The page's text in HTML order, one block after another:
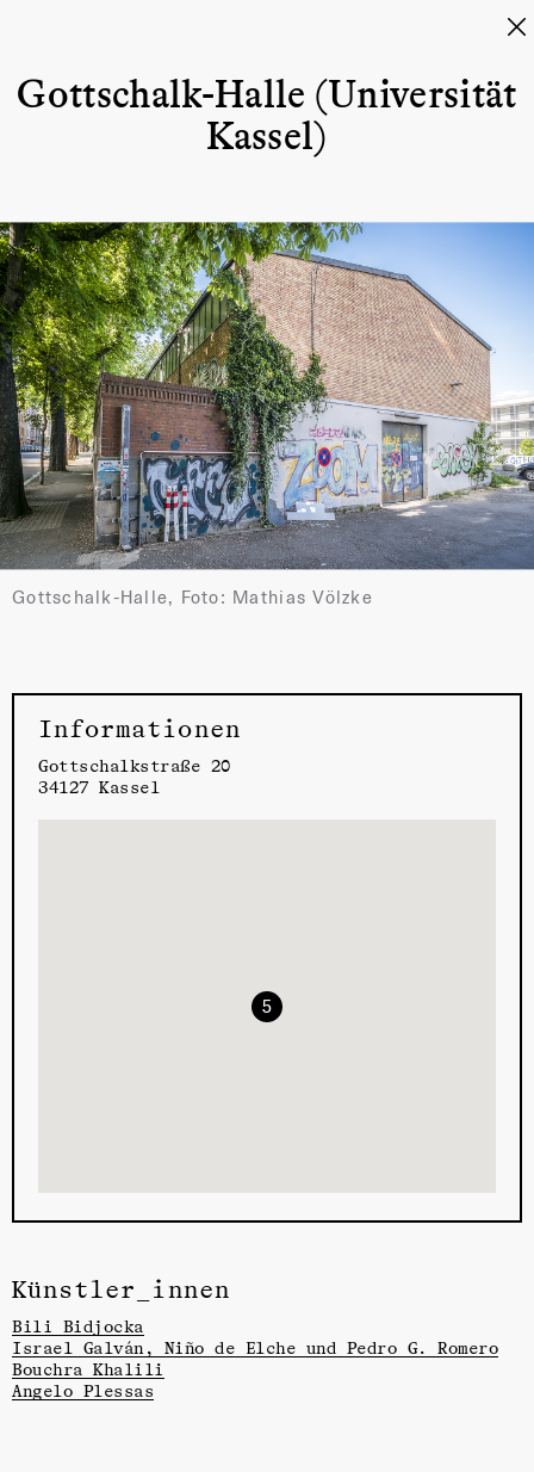
Gottschalk-Halle (Universität
Kassel)
Gottschalk-Halle, Foto: Mathias Völzke
Informationen
Gottschalkstraße 20
34127 Kassel
5
Künstler_innen
Bili Bidjocka
Israel Galván, Niño de Elche und Pedro G. Romero
Bouchra Khalili
Angelo Plessas